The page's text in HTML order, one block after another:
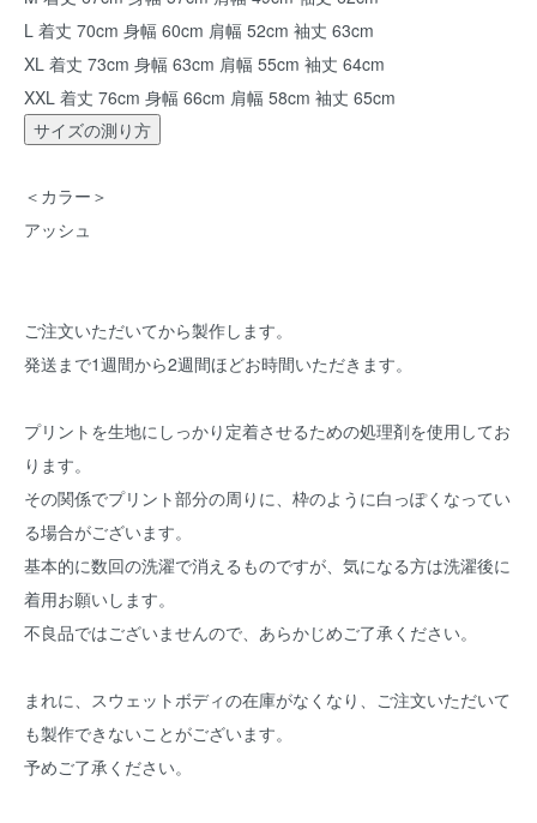
L 着丈 70cm 身幅 60cm 肩幅 52cm 袖丈 63cm
XL 着丈 73cm 身幅 63cm 肩幅 55cm 袖丈 64cm
XXL 着丈 76cm 身幅 66cm 肩幅 58cm 袖丈 65cm
サイズの測り方
＜カラー＞
アッシュ
ご注文いただいてから製作します。
発送まで1週間から2週間ほどお時間いただきます。
プリントを生地にしっかり定着させるための処理剤を使用してお
ります。
その関係でプリント部分の周りに、枠のように白っぽくなってい
る場合がございます。
基本的に数回の洗濯で消えるものですが、気になる方は洗濯後に
着用お願いします。
不良品ではございませんので、あらかじめご了承ください。
まれに、スウェットボディの在庫がなくなり、ご注文いただいて
も製作できないことがございます。
予めご了承ください。